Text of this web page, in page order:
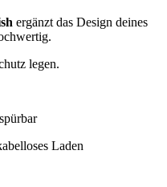
ergänzt das Design deines
legen.
Laden